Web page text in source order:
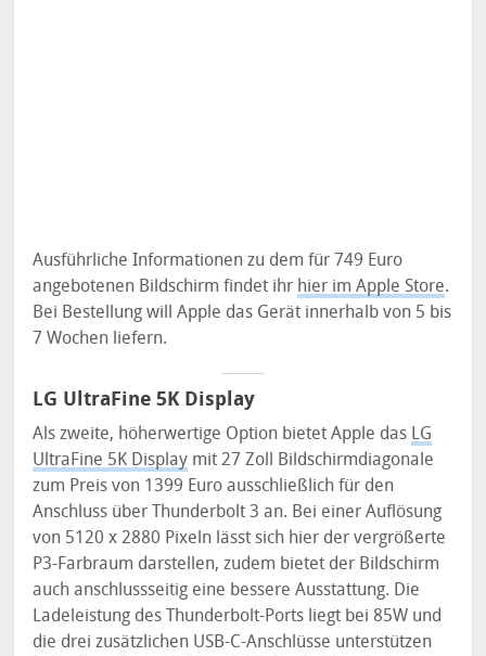
Ausführliche Informationen zu dem für 749 Euro
angebotenen Bildschirm findet ihr hier im Apple Store.
Bei Bestellung will Apple das Gerät innerhalb von 5 bis
7 Wochen liefern.
LG UltraFine 5K Display
Als zweite, höherwertige Option bietet Apple das LG
UltraFine 5K Display mit 27 Zoll Bildschirmdiagonale
zum Preis von 1399 Euro ausschließlich für den
Anschluss über Thunderbolt 3 an. Bei einer Auflösung
von 5120 x 2880 Pixeln lässt sich hier der vergrößerte
P3-Farbraum darstellen, zudem bietet der Bildschirm
auch anschlussseitig eine bessere Ausstattung. Die
Ladeleistung des Thunderbolt-Ports liegt bei 85W und
die drei zusätzlichen USB-C-Anschlüsse unterstützen